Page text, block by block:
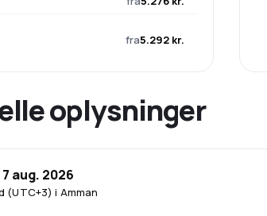
fra5.292 kr.
oplysninger
(UTC+3) i Amman
aug. 2026